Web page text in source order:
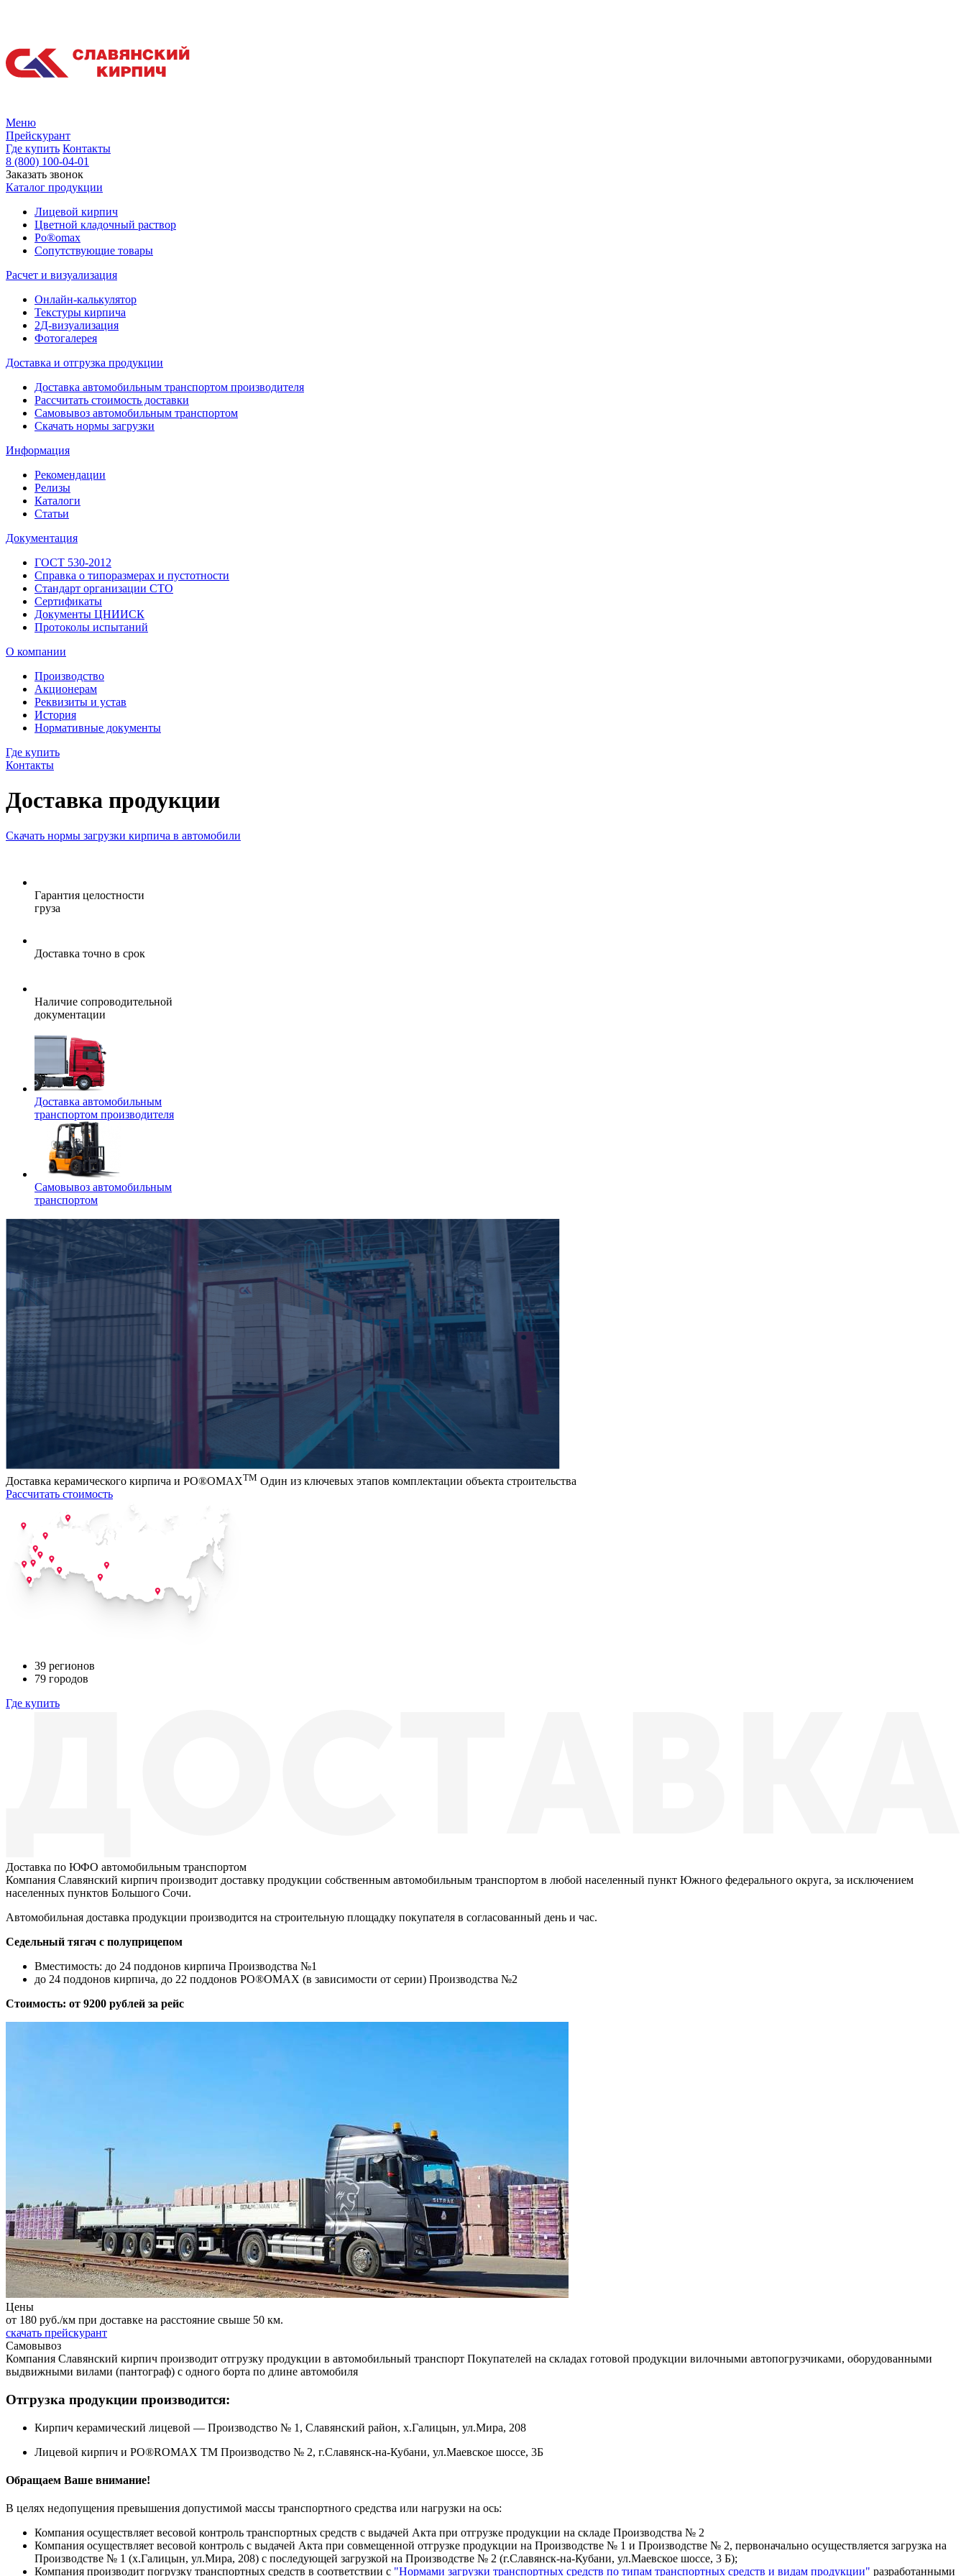
Меню
Прейскурант
Где купить Контакты
8 (800) 100-04-01
Заказать звонок
Каталог продукции
Лицевой кирпич
Цветной кладочный раствор
Po®omax
Сопутствующие товары
Расчет и визуализация
Онлайн-калькулятор
Текстуры кирпича
2Д-визуализация
Фотогалерея
Доставка и отгрузка продукции
Доставка автомобильным транспортом производителя
Рассчитать стоимость доставки
Самовывоз автомобильным транспортом
Скачать нормы загрузки
Информация
Рекомендации
Релизы
Каталоги
Статьи
Документация
ГОСТ 530-2012
Справка о типоразмерах и пустотности
Стандарт организации СТО
Сертификаты
Документы ЦНИИСК
Протоколы испытаний
О компании
Производство
Акционерам
Реквизиты и устав
История
Нормативные документы
Где купить
Контакты
Доставка продукции
Скачать нормы загрузки кирпича в автомобили
Гарантия целостности
груза
Доставка точно в срок
Наличие сопроводительной
документации
Доставка автомобильным
транспортом производителя
Самовывоз автомобильным
транспортом
Доставка керамического кирпича и PO®OMAXТМ Один из ключевых этапов комплектации объекта строительства
Рассчитать стоимость
39 регионов
79 городов
Где купить
Доставка по ЮФО автомобильным транспортом
Компания Славянский кирпич производит доставку продукции собственным автомобильным транспортом в любой населенный пункт Южного федерального округа, за исключением
населенных пунктов Большого Сочи.
Автомобильная доставка продукции производится на строительную площадку покупателя в согласованный день и час.
Седельный тягач c полуприцепом
Вместимость: до 24 поддонов кирпича Производства №1
до 24 поддонов кирпича, до 22 поддонов PO®OMAX (в зависимости от серии) Производства №2
Стоимость: от 9200 рублей за рейс
Цены
от 180 руб./км при доставке на расстояние свыше 50 км.
скачать прейскурант
Самовывоз
Компания Славянский кирпич производит отгрузку продукции в автомобильный транспорт Покупателей на складах готовой продукции вилочными автопогрузчиками, оборудованными
выдвижными вилами (пантограф) с одного борта по длине автомобиля
Отгрузка продукции производится:
Кирпич керамический лицевой — Производство № 1, Славянский район, х.Галицын, ул.Мира, 208
Лицевой кирпич и PO®ROMAX TM Производство № 2, г.Славянск-на-Кубани, ул.Маевское шоссе, 3Б
Обращаем Ваше внимание!
В целях недопущения превышения допустимой массы транспортного средства или нагрузки на ось:
Компания осуществляет весовой контроль транспортных средств с выдачей Акта при отгрузке продукции на складе Производства № 2
Компания осуществляет весовой контроль с выдачей Акта при совмещенной отгрузке продукции на Производстве № 1 и Производстве № 2, первоначально осуществляется загрузка на
Производстве № 1 (х.Галицын, ул.Мира, 208) с последующей загрузкой на Производстве № 2 (г.Славянск-на-Кубани, ул.Маевское шоссе, 3 Б);
Компания производит погрузку транспортных средств в соответствии с "Нормами загрузки транспортных средств по типам транспортных средств и видам продукции" разработанными